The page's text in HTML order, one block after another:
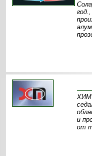
и
от